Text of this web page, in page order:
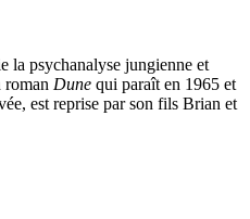
la psychanalyse jungienne et
Dune qui paraît en 1965 et
est reprise par son fils Brian et